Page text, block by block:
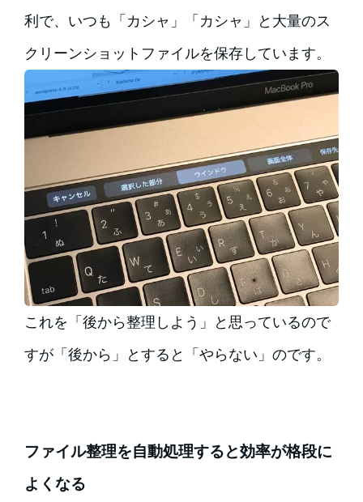
利で、いつも「カシャ」「カシャ」と大量のス
クリーンショットファイルを保存しています。
これを「後から整理しよう」と思っているので
すが「後から」とすると「やらない」のです。
ファイル整理を自動処理すると効率が格段に
よくなる